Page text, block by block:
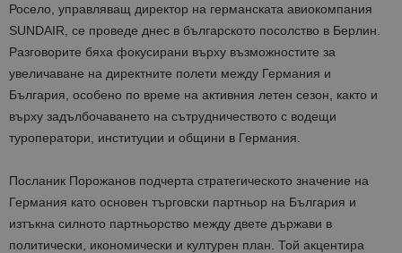
Росело, управляващ директор на германската авиокомпания
SUNDAIR, се проведе днес в българското посолство в Берлин.
Разговорите бяха фокусирани върху възможностите за
увеличаване на директните полети между Германия и
България, особено по време на активния летен сезон, както и
върху задълбочаването на сътрудничеството с водещи
туроператори, институции и общини в Германия.
Посланик Порожанов подчерта стратегическото значение на
Германия като основен търговски партньор на България и
изтъкна силното партньорство между двете държави в
политически, икономически и културен план. Той акцентира